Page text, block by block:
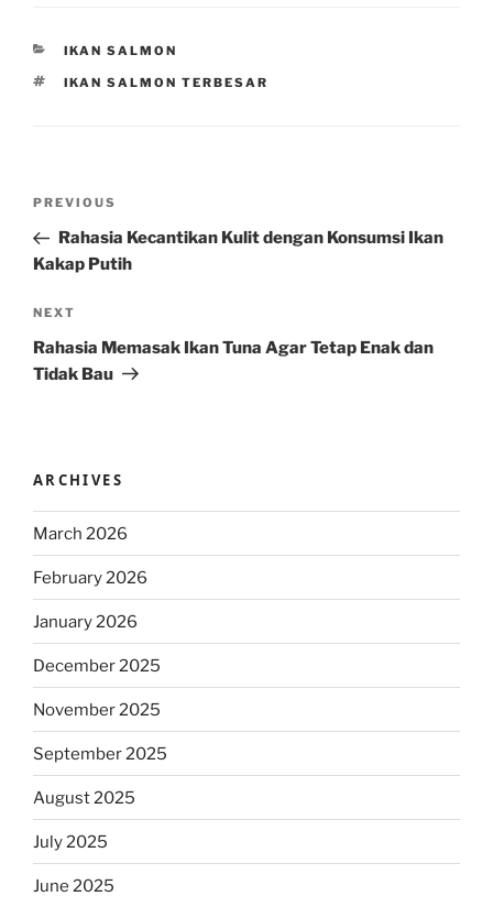
CATEGORIES
IKAN SALMON
TAGS
IKAN SALMON TERBESAR
Previous
Post
PREVIOUS
Rahasia Kecantikan Kulit dengan Konsumsi Ikan
Kakap Putih
Next
Post
NEXT
Rahasia Memasak Ikan Tuna Agar Tetap Enak dan
Tidak Bau
ARCHIVES
March 2026
February 2026
January 2026
December 2025
November 2025
September 2025
August 2025
July 2025
June 2025